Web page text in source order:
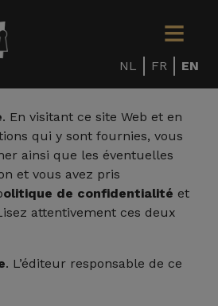
NL FR EN
. En visitant ce site Web et en
qui y sont fournies, vous
ainsi que les éventuelles
et vous avez pris
olitique de confidentialité et
attentivement ces deux
. L’éditeur responsable de ce